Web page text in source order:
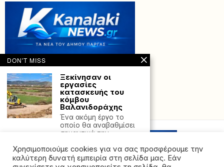
Powered with by Hostville”)
Χρησιμοποιούμε cookies για να σας προσφέρουμε την
καλύτερη δυνατή εμπειρία στη σελίδα μας. Εάν
DON'T MISS
Ξεκίνησαν οι
εργασίες
κατασκευής του
κόμβου
Βαλανιδοράχης
Ένα ακόμη έργο το
οποίο θα αναβαθμίσει
σημαντικά την
Γ. Καραμέρος:
Επίμονος κηπουρός